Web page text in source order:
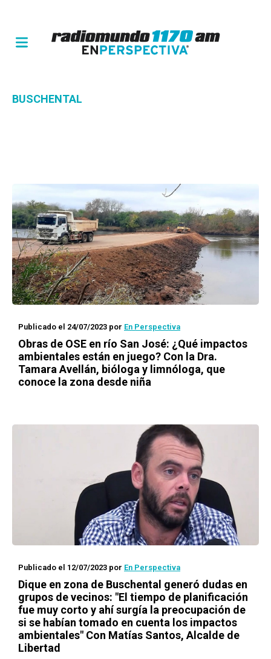
BUSCHENTAL
Publicado el 24/07/2023 por En Perspectiva
Obras de OSE en río San José: ¿Qué impactos
ambientales están en juego? Con la Dra.
Tamara Avellán, bióloga y limnóloga, que
conoce la zona desde niña
Publicado el 12/07/2023 por En Perspectiva
Dique en zona de Buschental generó dudas en
grupos de vecinos: "El tiempo de planificación
fue muy corto y ahí surgía la preocupación de
si se habían tomado en cuenta los impactos
ambientales" Con Matías Santos, Alcalde de
Libertad